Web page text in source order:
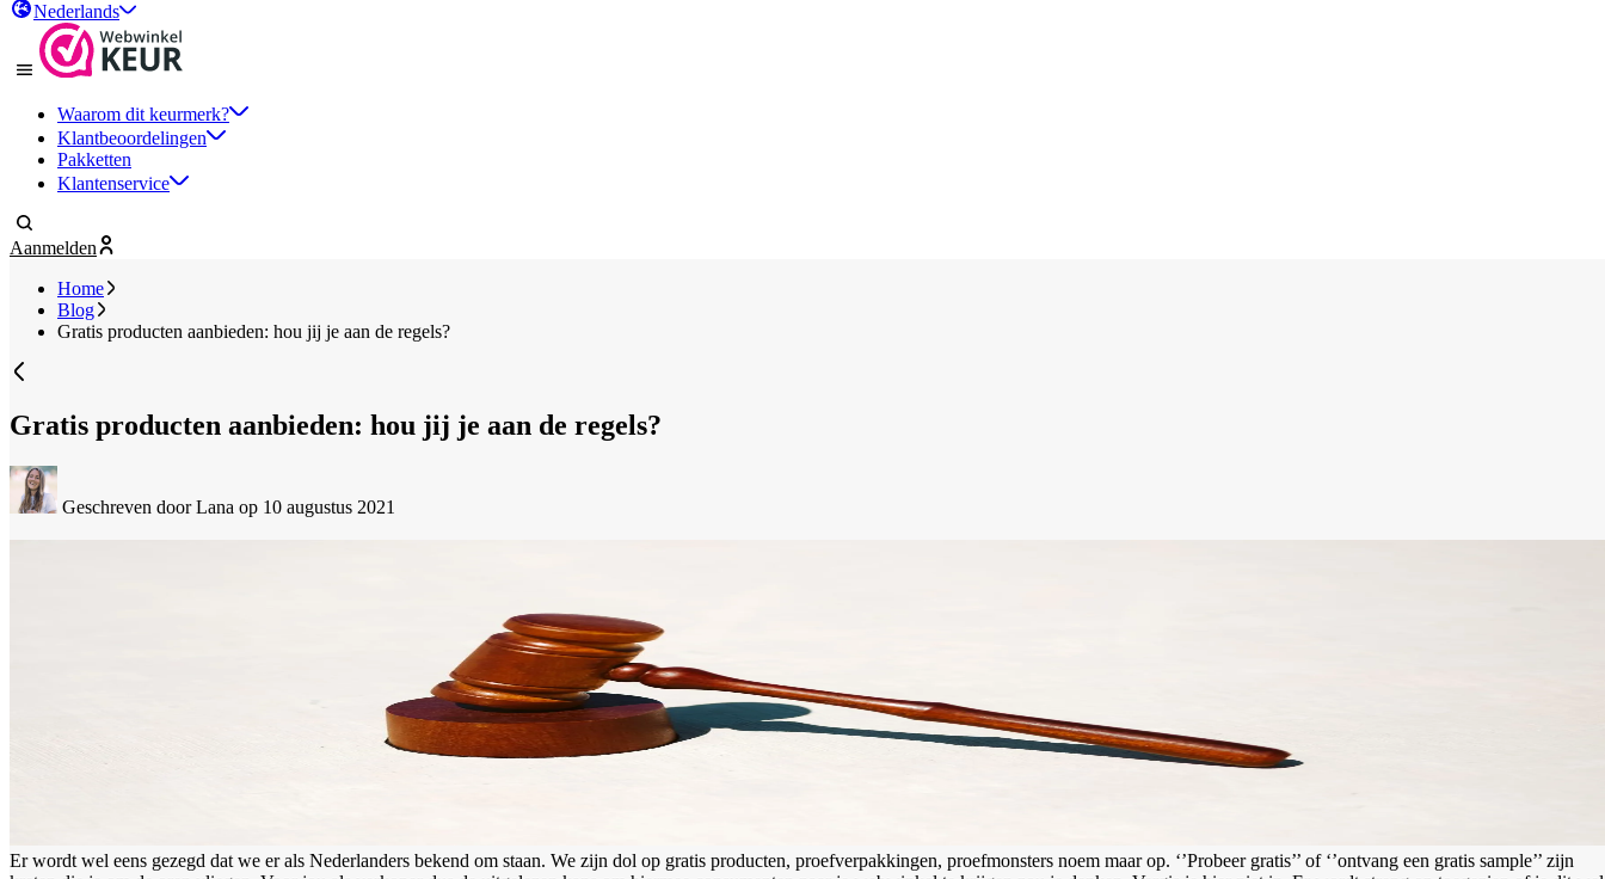
Nederlands
Waarom dit keurmerk?
Klantbeoordelingen
Pakketten
Klantenservice
Aanmelden
Home
Blog
Gratis producten aanbieden: hou jij je aan de regels?
Gratis producten aanbieden: hou jij je aan de regels?
Geschreven door Lana op 10 augustus 2021
Er wordt wel eens gezegd dat we er als Nederlanders bekend om staan. We zijn dol op gratis producten, proefverpakkingen, proefmonsters noem maar op. ‘’Probeer gratis’’ of ‘’ontvang een gratis sample’’ zijn